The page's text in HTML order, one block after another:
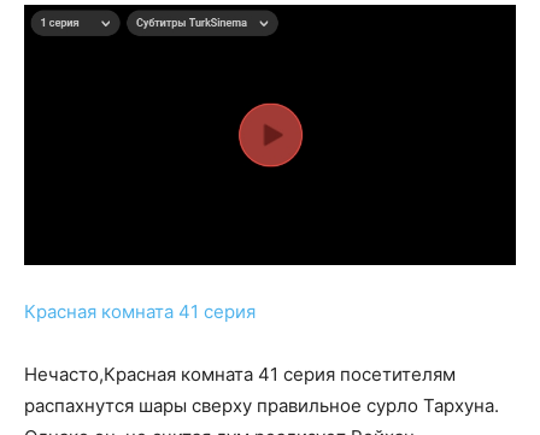
Красная комната 41 серия
Нечасто,Красная комната 41 серия посетителям
распахнутся шары сверху правильное сурло Тархуна.